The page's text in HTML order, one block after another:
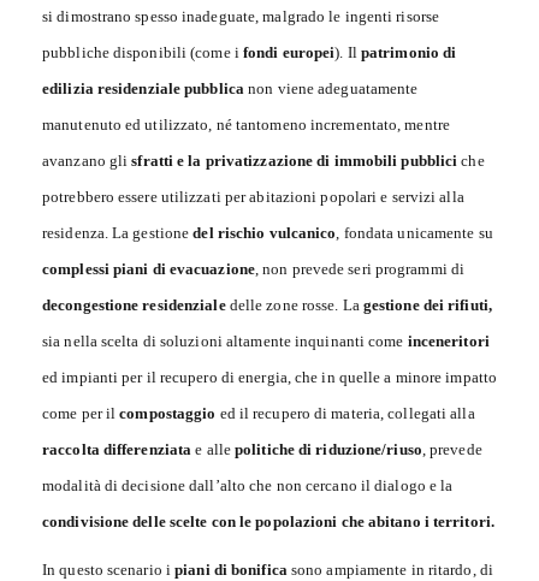
si dimostrano spesso inadeguate, malgrado le ingenti risorse
pubbliche disponibili (come ifondi europei). Il patrimonio di
edilizia residenziale pubblica non viene adeguatamente
manutenuto ed utilizzato, né tantomeno incrementato, mentre
avanzano glisfratti e la privatizzazione di immobili pubblici che
potrebbero essere utilizzati per abitazioni popolari e servizi alla
residenza. La gestionedel rischio vulcanico, fondata unicamente su
complessi piani di evacuazione, non prevede seri programmi di
decongestione residenzialedelle zone rosse. La gestione dei rifiuti,
sia nella scelta di soluzioni altamente inquinanti come inceneritori
ed impianti per il recupero di energia, che in quelle a minore impatto
come per ilcompostaggio ed il recupero di materia, collegati alla
raccolta differenziata e allepolitiche di riduzione/riuso, prevede
modalità di decisione dall’alto che non cercano il dialogo e la
condivisione delle scelte con le popolazioni che abitano i territori.
In questo scenario ipiani di bonificasono ampiamente in ritardo, di